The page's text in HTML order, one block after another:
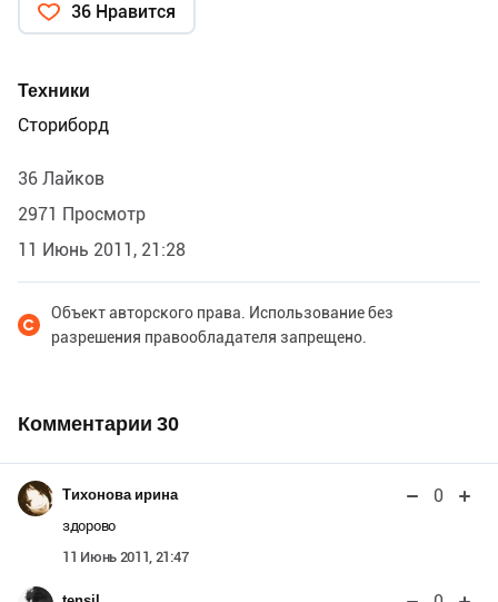
36 Нравится
Техники
Сториборд
36 Лайков
2971 Просмотр
11 Июнь 2011, 21:28
Объект авторского права. Использование без
разрешения правообладателя запрещено.
Комментарии 30
Тихонова ирина 0
здорово
11 Июнь 2011, 21:47